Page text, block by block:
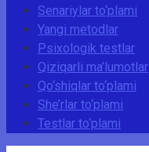
Senariylar to‘plami
Yangi metodlar
Psixologik testlar
Qiziqarli ma’lumotlar
Qo‘shiqlar to‘plami
She’rlar to‘plami
Testlar to‘plami